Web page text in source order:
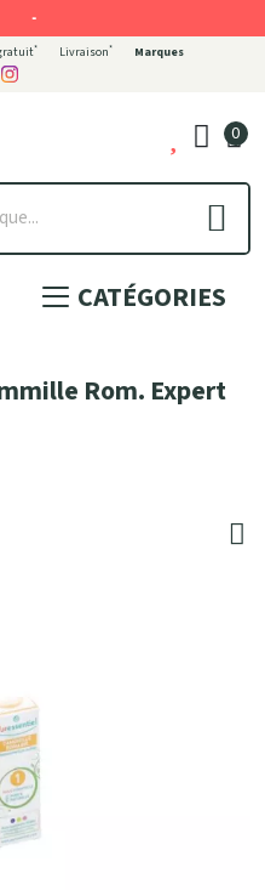
* Livraison* Marques
à votre service
0
CATÉGORIES
Rom. Expert